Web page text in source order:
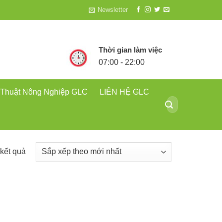
Newsletter
Thời gian làm việc
07:00 - 22:00
Nông Nghiệp GLC LIÊN HỆ GLC
Tìm
kiếm:
quảĐã
sắp